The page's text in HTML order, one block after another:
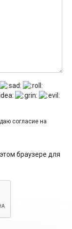
согласие на
браузере для